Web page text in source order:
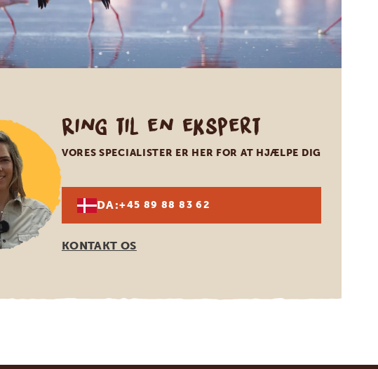
Ring til en ekspert
VORES SPECIALISTER ER HER FOR AT HJÆLPE DIG
DA:+45 89 88 83 62
KONTAKT OS